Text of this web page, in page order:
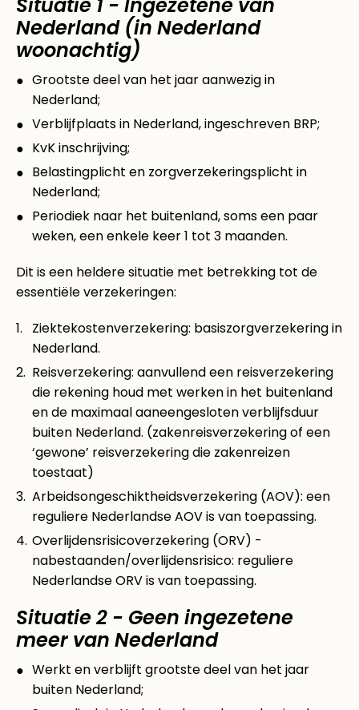
Nederland (in Nederland
woonachtig)
Grootste deel van het jaar aanwezig in
Nederland;
Verblijfplaats in Nederland, ingeschreven BRP;
KvK inschrijving;
Belastingplicht en zorgverzekeringsplicht in
Nederland;
Periodiek naar het buitenland, soms een paar
weken, een enkele keer 1 tot 3 maanden.
Dit is een heldere situatie met betrekking tot de
essentiële verzekeringen:
Ziektekostenverzekering: basiszorgverzekering in
Nederland.
Reisverzekering: aanvullend een reisverzekering
die rekening houd met werken in het buitenland
en de maximaal aaneengesloten verblijfsduur
buiten Nederland. (zakenreisverzekering of een
‘gewone’ reisverzekering die zakenreizen
toestaat)
Arbeidsongeschiktheidsverzekering (AOV): een
reguliere Nederlandse AOV is van toepassing.
Overlijdensrisicoverzekering (ORV) -
nabestaanden/overlijdensrisico: reguliere
Nederlandse ORV is van toepassing.
Situatie 2 - Geen ingezetene
meer van Nederland
Werkt en verblijft grootste deel van het jaar
buiten Nederland;